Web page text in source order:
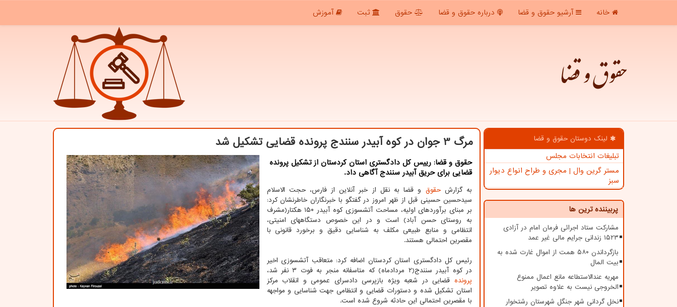
خانه آرشیو حقوق و قضا درباره حقوق و قضا حقوق ثبت آموزش
حقوق و قضا
لینک دوستان حقوق و قضا
تبلیغات انتخابات مجلس
مستر گرین وال | مجری و طراح انواع دیوار
سبز
پربیننده ترین ها
مشارکت ستاد اجرائی فرمان امام در آزادی
۱۵۲۳ زندانی جرایم مالی غیر عمد
بازگرداندن ۵۸۰ همت از اموال غارت شده به
بیت المال
مهریه عندالاستطاعه مانع اعمال ممنوع
الخروجی نیست به علاوه تصویر
نخل گردانی شهر جنگل شهرستان رشتخوار
مرگ 3 جوان در کوه آبیدر سنندج پرونده قضایی تشکیل شد
حقوق و قضا: رییس کل دادگستری استان کردستان از تشکیل پرونده
قضایی برای حریق آبیدر سنندج آگاهی داد.
به گزارشحقوق و قضا به نقل از خبر آنلاین از فارس، حجت الاسلام
سیدحسین حسینی قبل از ظهر امروز در گفتگو با خبرنگاران خاطرنشان کرد:
بر مبنای برآوردهای اولیه، مساحت آتشسوزی کوه آبیدر ۱۵۰ هکتار(مشرف
به روستای حسن آباد) است و در این خصوص دستگاههای امنیتی،
انتظامی و منابع طبیعی مکلف به شناسایی دقیق و برخورد قانونی با
مقصرین احتمالی هستند.
رئیس کل دادگستری استان کردستان اضافه کرد: متعاقب آتشسوزی اخیر
در کوه آبیدر سنندج(۲ مردادماه) که متاسفانه منجر به فوت ۳ نفر شد،
پرونده قضایی در شعبه ویژه بازپرسی دادسرای عمومی و انقلاب مرکز
استان تشکیل شده و دستورات قضایی و انتظامی جهت شناسایی و مواجهه
با مقصرین احتمالی این حادثه شروع شده است.